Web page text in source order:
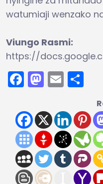
watumiaji wenzako
Viungo Rasmi:
https://
Facebook
Email